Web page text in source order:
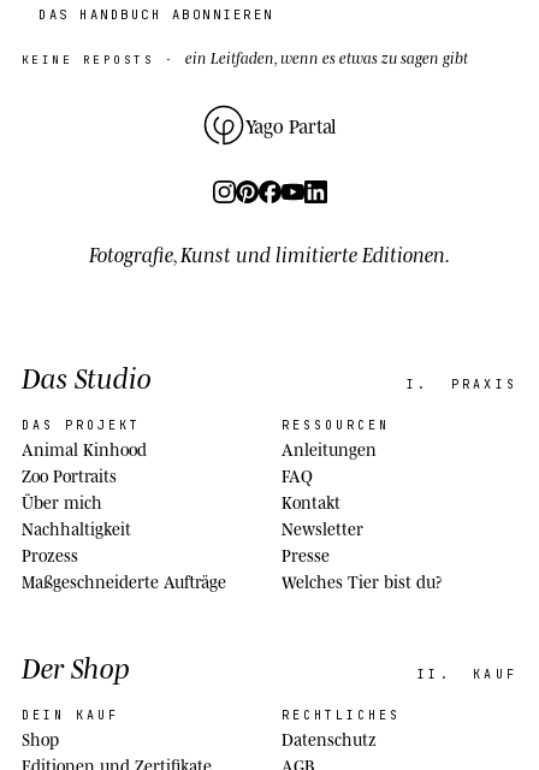
DAS HANDBUCH ABONNIEREN
KEINE REPOSTS · ein Leitfaden, wenn es etwas zu sagen gibt
Yago Partal
Fotografie, Kunst und limitierte Editionen.
Das Studio I. PRAXIS
DAS PROJEKT
Animal Kinhood
Zoo Portraits
Über mich
Nachhaltigkeit
Prozess
Maßgeschneiderte Aufträge
RESSOURCEN
Anleitungen
FAQ
Kontakt
Newsletter
Presse
Welches Tier bist du?
Der Shop II. KAUF
DEIN KAUF
Shop
Editionen und Zertifikate
RECHTLICHES
Datenschutz
AGB